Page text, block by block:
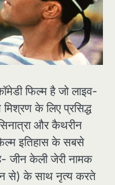
फिल्म है जो लाइव-
के लिए प्रसिद्ध
और कैथरीन
इतिहास के सबसे
जीन केली जेरी नामक
से) के साथ नृत्य करते